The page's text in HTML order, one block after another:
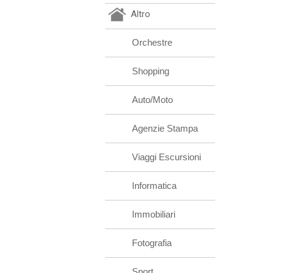
Altro
Orchestre
Shopping
Auto/Moto
Agenzie Stampa
Viaggi Escursioni
Informatica
Immobiliari
Fotografia